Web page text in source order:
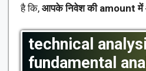
है कि, आपके निवेश की amount में
technical
fundamental